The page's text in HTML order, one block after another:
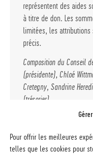
Pour offrir les meilleures
telles que les cookies pour
représentent des aides
à titre de don. Les
limitées, les attributions
précis.
Composition du Conseil
(présidente), Chloé
Cretegny, Sandrine
(trésorier)
Vous pouvez faire
TWINT